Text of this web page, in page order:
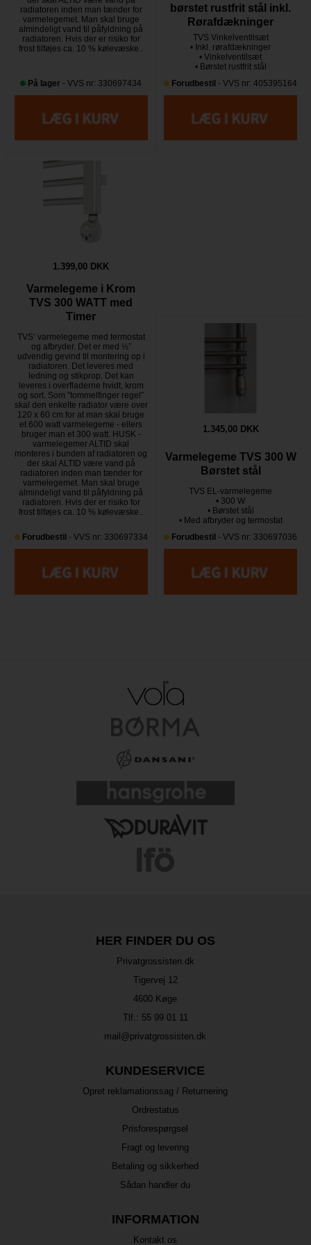
radiatoren inden man tænder for
varmelegemet. Man skal bruge
almindeligt vand til påfyldning på
radiatoren. Hvis der er risiko for
frost tilføjes ca. 10 % kølevæske..
På lager - VVS nr: 330697434
børstet rustfrit stål inkl.
Rørafdækninger
TVS Vinkelventilsæt
• Inkl. rørafdækninger
• Vinkelventilsæt
• Børstet rustfrit stål
Forudbestil - VVS nr: 405395164
1.399,00 DKK
Varmelegeme i Krom
TVS 300 WATT med
Timer
TVS’ varmelegeme med termostat
og afbryder. Det er med ½”
udvendig gevind til montering op i
radiatoren. Det leveres med
ledning og stikprop. Det kan
leveres i overfladerne hvidt, krom
og sort. Som ”tommelfinger regel”
skal den enkelte radiator være over
120 x 60 cm for at man skal bruge
et 600 watt varmelegeme - ellers
bruger man et 300 watt. HUSK -
varmelegemer ALTID skal
monteres i bunden af radiatoren og
der skal ALTID være vand på
radiatoren inden man tænder for
varmelegemet. Man skal bruge
almindeligt vand til påfyldning på
radiatoren. Hvis der er risiko for
frost tilføjes ca. 10 % kølevæske..
Forudbestil - VVS nr: 330697334
1.345,00 DKK
Varmelegeme TVS 300 W
Børstet stål
TVS EL-varmelegeme
• 300 W
• Børstet stål
• Med afbryder og termostat
Forudbestil - VVS nr: 330697036
HER FINDER DU OS
Privatgrossisten.dk
Tigervej 12
4600 Køge
Tlf.: 55 99 01 11
mail@privatgrossisten.dk
KUNDESERVICE
Opret reklamationssag / Returnering
Ordrestatus
Prisforespørgsel
Fragt og levering
Betaling og sikkerhed
Sådan handler du
INFORMATION
Kontakt os